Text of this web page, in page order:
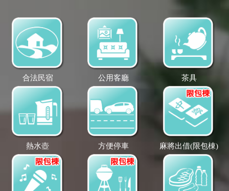
合法民宿 公用客廳 茶具
熱水壺 方便停車 麻將出借(限包棟)